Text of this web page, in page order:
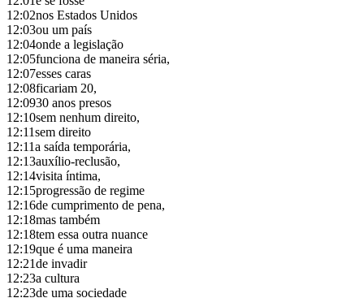
12:02nos Estados Unidos
12:03ou um país
12:04onde a legislação
12:05funciona de maneira séria,
12:07esses caras
12:08ficariam 20,
12:0930 anos presos
12:10sem nenhum direito,
12:11sem direito
12:11a saída temporária,
12:13auxílio-reclusão,
12:14visita íntima,
12:15progressão de regime
12:16de cumprimento de pena,
12:18mas também
12:18tem essa outra nuance
12:19que é uma maneira
12:21de invadir
12:23a cultura
12:23de uma sociedade